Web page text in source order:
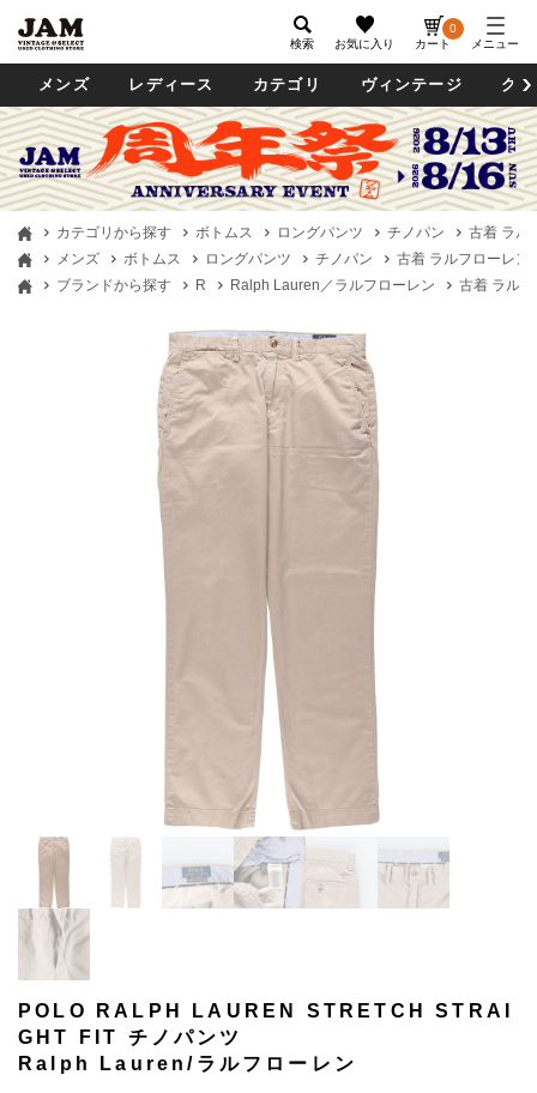
検索 お気に入り カート
0
メニュー
メンズ レディース カテゴリ ヴィンテージ グ
カテゴリから探す ボトムス ロングパンツ チノパン
古着 ラル
メンズ
ボトムス ロングパンツ チノパン
古着 ラルフローレン
ブランドから探す
R Ralph Lauren／ラルフローレン 古着 ラル
POLO RALPH LAUREN STRETCH STRAI
GHT FIT チノパンツ
Ralph Lauren/ラルフローレン